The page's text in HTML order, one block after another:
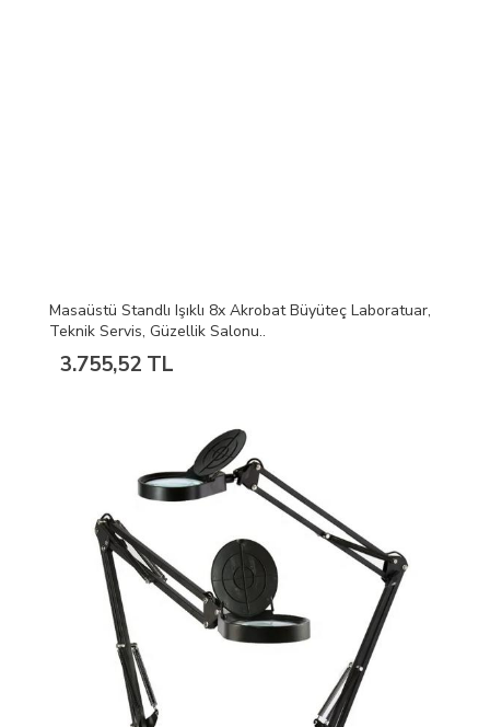
Masaüstü Standlı Işıklı 8x Akrobat Büyüteç Laboratuar,
Teknik Servis, Güzellik Salonu..
3.755,52 TL